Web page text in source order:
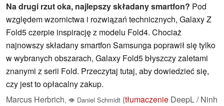
Na drugi rzut oka, najlepszy składany smartfon? Pod
względem wzornictwa i rozwiązań technicznych, Galaxy Z
Fold5 czerpie inspirację z modelu Fold4. Chociaż
najnowszy składany smartfon Samsunga poprawił się tylko
w wybranych obszarach, Galaxy Fold5 błyszczy zaletami
znanymi z serii Fold. Przeczytaj tutaj, aby dowiedzieć się,
czy jest to opłacalny zakup.
Marcus Herbrich, 👁 Daniel Schmidt (tłumaczenie DeepL / Ninh